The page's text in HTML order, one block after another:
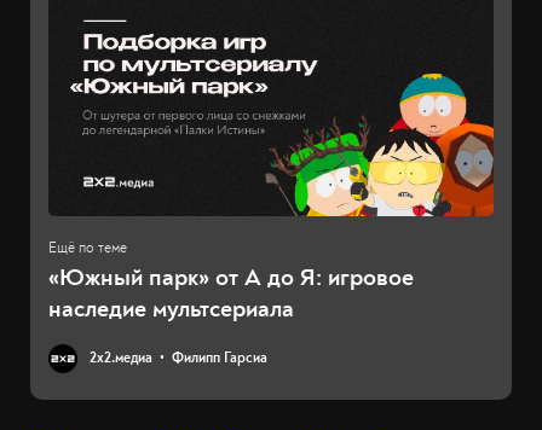
«Южный парк» от А до Я: игровое
наследие мультсериала
2х2.медиа Филипп Гарсиа